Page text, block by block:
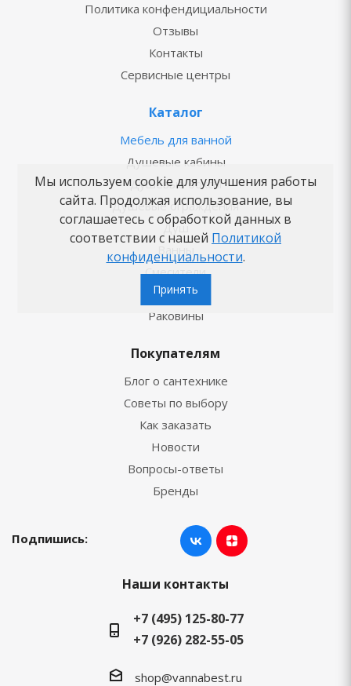
Политика конфендициальности
Отзывы
Контакты
Сервисные центры
Каталог
Мебель для ванной
Душевые кабины
Душевые боксы
Душевые ограждения
Душ
Смесители
Унитазы
Раковины
Покупателям
Блог о сантехнике
Советы по выбору
Как заказать
Новости
Вопросы-ответы
Бренды
Подпишись:
Наши контакты
+7 (495) 125-80-77
+7 (926) 282-55-05
shop@vannabest.ru
Мы используем cookie для улучшения работы
сайта. Продолжая использование, вы
соглашаетесь с обработкой данных в
соответствии с нашей Политикой
конфиденциальности.
Принять